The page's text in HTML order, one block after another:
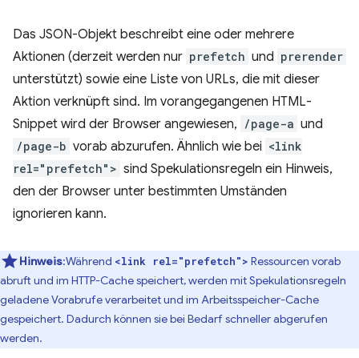
Das JSON-Objekt beschreibt eine oder mehrere
Aktionen (derzeit werden nur prefetch und prerender
unterstützt) sowie eine Liste von URLs, die mit dieser
Aktion verknüpft sind. Im vorangegangenen HTML-
Snippet wird der Browser angewiesen, /page-a und
/page-b vorab abzurufen. Ähnlich wie bei <link
rel="prefetch"> sind Spekulationsregeln ein Hinweis,
den der Browser unter bestimmten Umständen
ignorieren kann.
Hinweis:Während <link rel="prefetch"> Ressourcen vorab
abruft und im HTTP-Cache speichert, werden mit Spekulationsregeln
geladene Vorabrufe verarbeitet und im Arbeitsspeicher-Cache
gespeichert. Dadurch können sie bei Bedarf schneller abgerufen
werden.